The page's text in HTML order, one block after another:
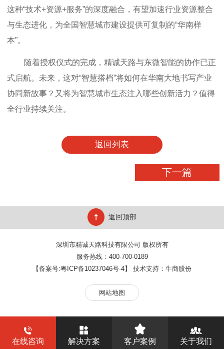
这种“技术+资源+服务”的深度融合，有望加速行业资源整合
与生态进化，为全国智慧城市建设提供可复制的“华南样
本”。
随着授权仪式的完成，精诚天路与东微智能的协作已正
式启航。未来，这对“智慧搭档”将如何在华南大地书写产业
协同新故事？又将为智慧城市生态注入哪些创新活力？值得
全行业持续关注。
返回列表
下一篇
返回顶部
深圳市精诚天路科技有限公司 版权所有
服务热线：400-700-0189
【备案号:粤ICP备10237046号-4】 技术支持： 牛商股份
网站地图
在线咨询 解决方案 客户案例 关于我们